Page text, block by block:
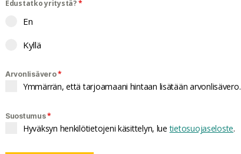
Edustatko yritystä?*
En
Kyllä
Arvonlisävero*
Ymmärrän, että tarjoamaani hintaan lisätään arvonlisävero.
Suostumus*
Hyväksyn henkilötietojeni käsittelyn, luetietosuojaseloste.